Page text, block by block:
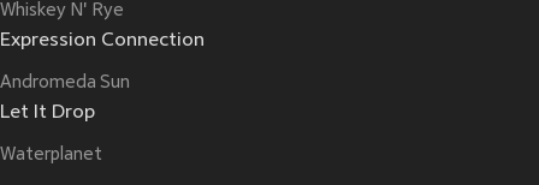
Whiskey N' Rye
Expression Connection
Andromeda Sun
Let It Drop
Waterplanet